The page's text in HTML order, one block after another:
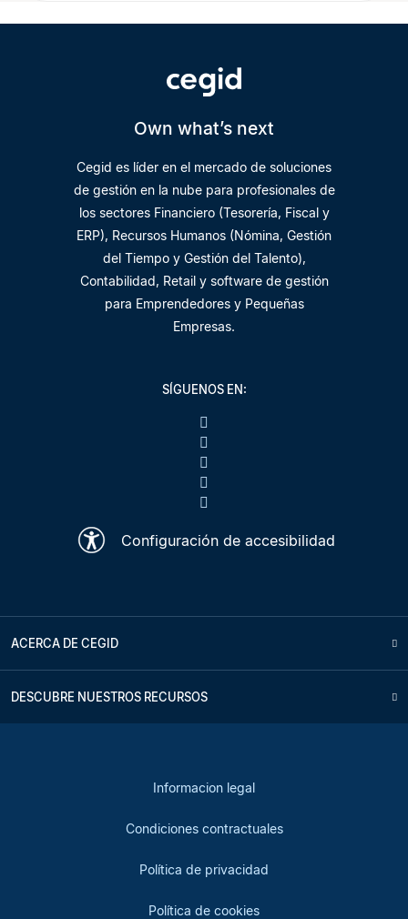
Own what’s next
Cegid es líder en el mercado de soluciones
de gestión en la nube para profesionales de
los sectores Financiero (Tesorería, Fiscal y
ERP), Recursos Humanos (Nómina, Gestión
del Tiempo y Gestión del Talento),
Contabilidad, Retail y software de gestión
para Emprendedores y Pequeñas
Empresas.
SÍGUENOS EN:
Configuración de accesibilidad
ACERCA DE CEGID
DESCUBRE NUESTROS RECURSOS
Informacion legal
Condiciones contractuales
Política de privacidad
Política de cookies